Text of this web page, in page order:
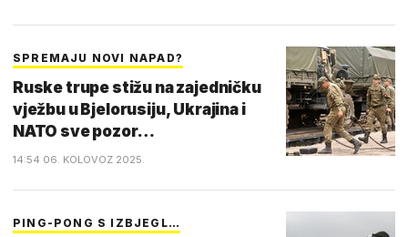
SPREMAJU NOVI NAPAD?
Ruske trupe stižu na zajedničku
vježbu u Bjelorusiju, Ukrajina i
NATO sve pozor…
14:54 06. KOLOVOZ 2025.
PING-PONG S IZBJEGL…